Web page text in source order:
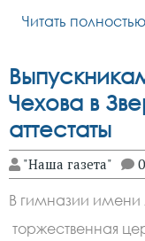
Читать полностью
Чехова в
аттестаты
"Наша газета"
В гимназии имени
торжественная